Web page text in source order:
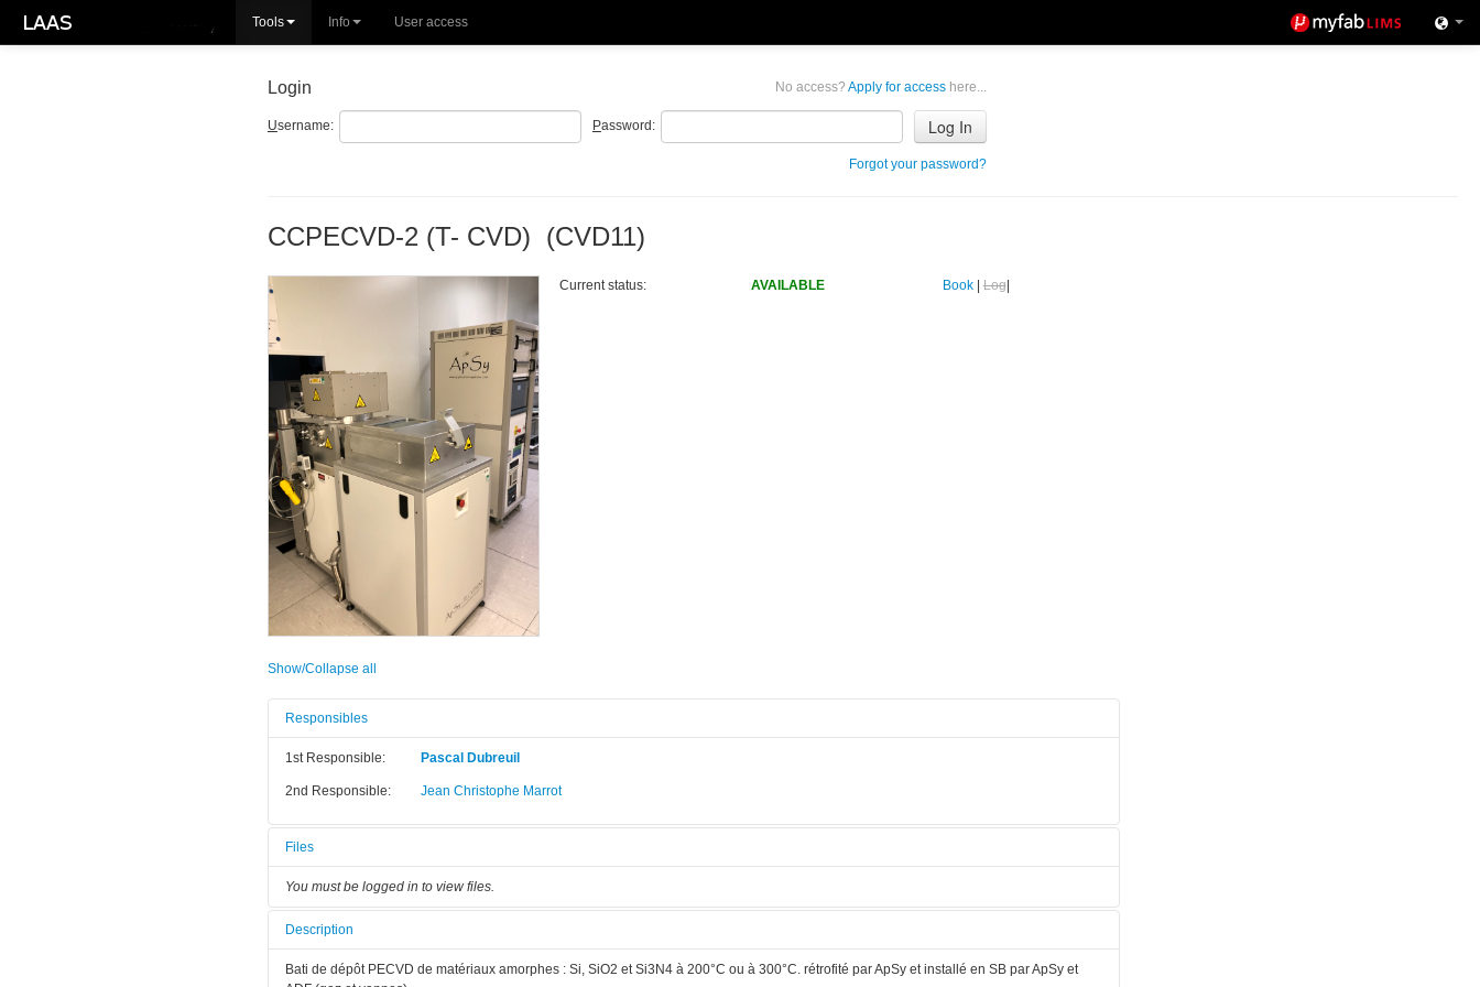
Tools Info User access
No access? Apply for access here...
Login
Username: Password:
Forgot your password?
CCPECVD-2 (T- CVD) (CVD11)
Current status: AVAILABLE Book| Log|
Show/Collapse all
Responsibles
1st Responsible: Pascal Dubreuil
2nd Responsible: Jean Christophe Marrot
Files
You must be logged in to view files.
Description
Bati de dépôt PECVD de matériaux amorphes : Si, SiO2 et Si3N4 à 200°C ou à 300°C. rétrofité par ApSy et installé en SB par ApSy et